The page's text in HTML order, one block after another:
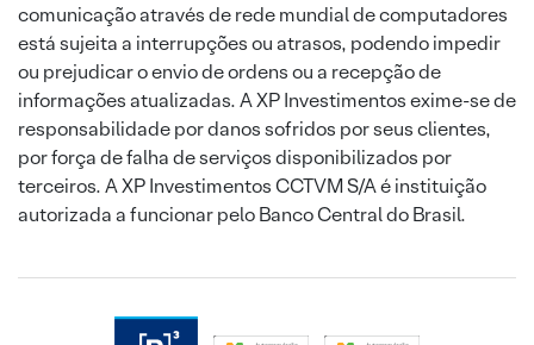
comunicação através de rede mundial de computadores
está sujeita a interrupções ou atrasos, podendo impedir
ou prejudicar o envio de ordens ou a recepção de
informações atualizadas. A XP Investimentos exime-se de
responsabilidade por danos sofridos por seus clientes,
por força de falha de serviços disponibilizados por
terceiros. A XP Investimentos CCTVM S/A é instituição
autorizada a funcionar pelo Banco Central do Brasil.